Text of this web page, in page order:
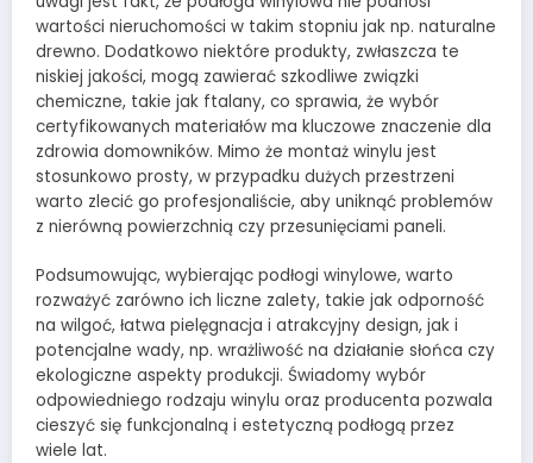
wartości nieruchomości w takim stopniu jak np. naturalne
drewno. Dodatkowo niektóre produkty, zwłaszcza te
niskiej jakości, mogą zawierać szkodliwe związki
chemiczne, takie jak ftalany, co sprawia, że wybór
certyfikowanych materiałów ma kluczowe znaczenie dla
zdrowia domowników. Mimo że montaż winylu jest
stosunkowo prosty, w przypadku dużych przestrzeni
warto zlecić go profesjonaliście, aby uniknąć problemów
z nierówną powierzchnią czy przesunięciami paneli.
Podsumowując, wybierając podłogi winylowe, warto
rozważyć zarówno ich liczne zalety, takie jak odporność
na wilgoć, łatwa pielęgnacja i atrakcyjny design, jak i
potencjalne wady, np. wrażliwość na działanie słońca czy
ekologiczne aspekty produkcji. Świadomy wybór
odpowiedniego rodzaju winylu oraz producenta pozwala
cieszyć się funkcjonalną i estetyczną podłogą przez
wiele lat.